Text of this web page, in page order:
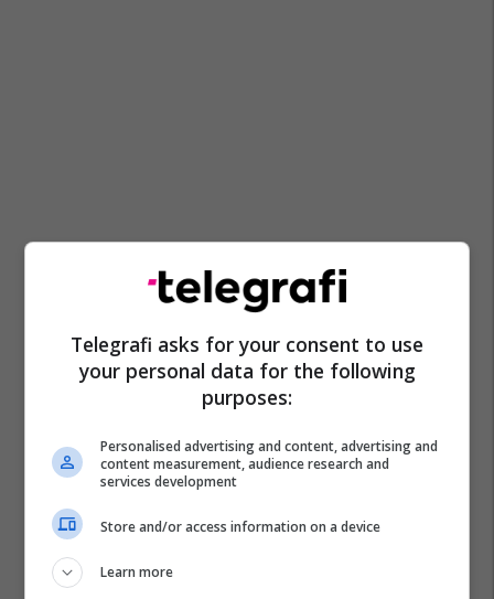
Telegrafi asks for your consent to use
your personal data for the following
purposes:
Personalised advertising and content, advertising and
content measurement, audience research and
services development
Store and/or access information on a device
Learn more